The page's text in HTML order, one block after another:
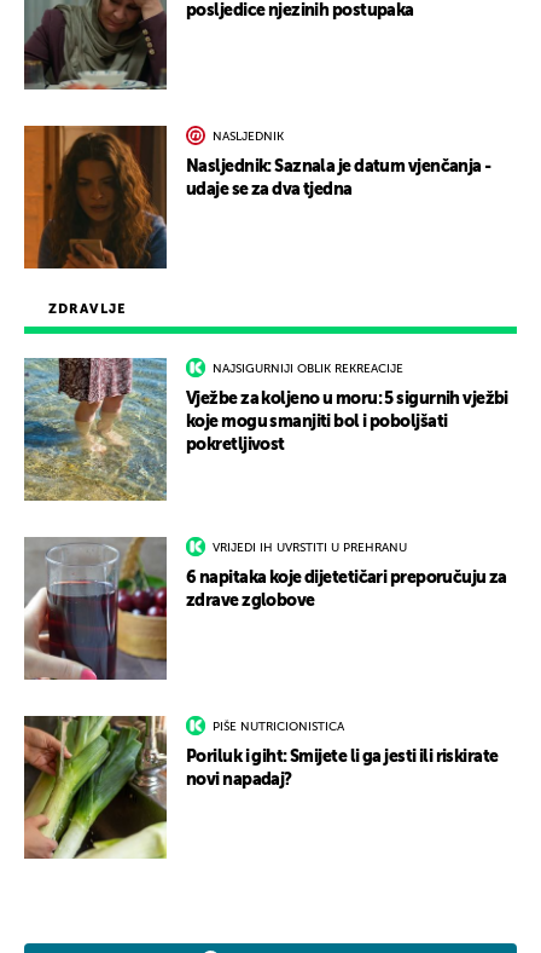
ZDRAVLJE
NAJSIGURNIJI OBLIK REKREACIJE
Vježbe za koljeno u moru: 5 sigurnih vježbi
koje mogu smanjiti bol i poboljšati
pokretljivost
VRIJEDI IH UVRSTITI U PREHRANU
6 napitaka koje dijetetičari preporučuju za
zdrave zglobove
PIŠE NUTRICIONISTICA
Poriluk i giht: Smijete li ga jesti ili riskirate
novi napadaj?
posljedice njezinih postupaka
NASLJEDNIK
Nasljednik: Saznala je datum vjenčanja -
udaje se za dva tjedna